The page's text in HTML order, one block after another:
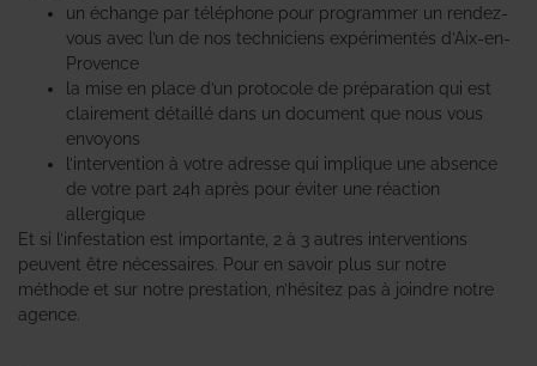
un échange par téléphone pour programmer un rendez-
vous avec l’un de nos techniciens expérimentés d’Aix-en-
Provence
la mise en place d’un protocole de préparation qui est
clairement détaillé dans un document que nous vous
envoyons
l’intervention à votre adresse qui implique une absence
de votre part 24h après pour éviter une réaction
allergique
Et si l’infestation est importante, 2 à 3 autres interventions
peuvent être nécessaires. Pour en savoir plus sur notre
méthode et sur notre prestation, n’hésitez pas à joindre notre
agence.